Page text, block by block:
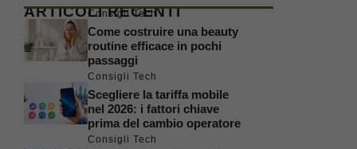
ARTICOLI RECENTI
Consigli Tech
Come costruire una beauty
routine efficace in pochi
passaggi
Consigli Tech
Scegliere la tariffa mobile
nel 2026: i fattori chiave
prima del cambio operatore
Consigli Tech